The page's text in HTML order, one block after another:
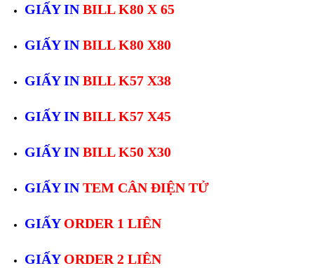
GIẤY INBILL K80 X 65
GIẤY INBILL K80 X80
GIẤY INBILL K57 X38
GIẤY INBILL K57 X45
GIẤY INBILL K50 X30
GIẤY INTEM CÂN ĐIỆN TỬ
GIẤY ORDER 1 LIÊN
GIẤY ORDER 2 LIÊN